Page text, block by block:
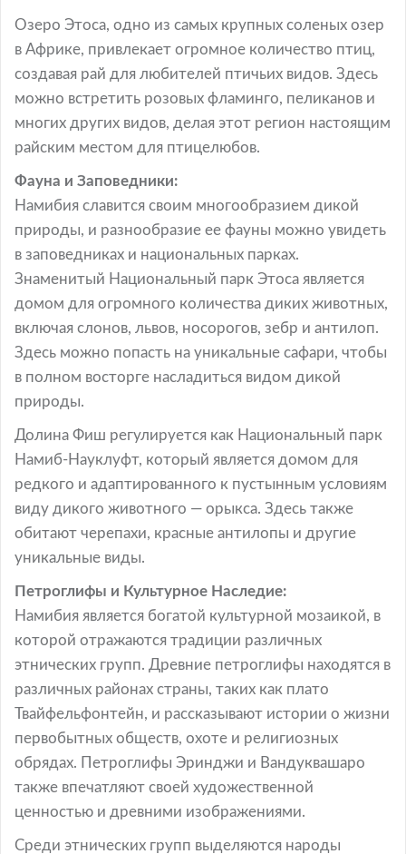
Озеро Этоса, одно из самых крупных соленых озер
в Африке, привлекает огромное количество птиц,
создавая рай для любителей птичьих видов. Здесь
можно встретить розовых фламинго, пеликанов и
многих других видов, делая этот регион настоящим
райским местом для птицелюбов.
Фауна и Заповедники:
Намибия славится своим многообразием дикой
природы, и разнообразие ее фауны можно увидеть
в заповедниках и национальных парках.
Знаменитый Национальный парк Этоса является
домом для огромного количества диких животных,
включая слонов, львов, носорогов, зебр и антилоп.
Здесь можно попасть на уникальные сафари, чтобы
в полном восторге насладиться видом дикой
природы.
Долина Фиш регулируется как Национальный парк
Намиб-Науклуфт, который является домом для
редкого и адаптированного к пустынным условиям
виду дикого животного — орыкса. Здесь также
обитают черепахи, красные антилопы и другие
уникальные виды.
Петроглифы и Культурное Наследие:
Намибия является богатой культурной мозаикой, в
которой отражаются традиции различных
этнических групп. Древние петроглифы находятся в
различных районах страны, таких как плато
Твайфельфонтейн, и рассказывают истории о жизни
первобытных обществ, охоте и религиозных
обрядах. Петроглифы Эринджи и Вандуквашаро
также впечатляют своей художественной
ценностью и древними изображениями.
Среди этнических групп выделяются народы